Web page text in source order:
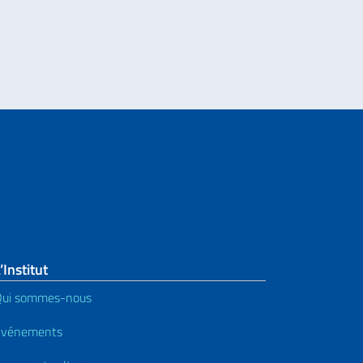
de résidences artistiques « Terre Immerse –
sommes-nous